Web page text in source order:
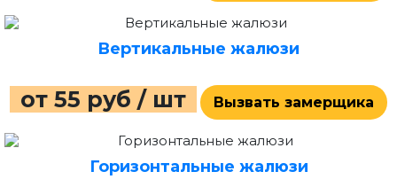
Вертикальные жалюзи
от 55 руб / шт Вызвать замерщика
Горизонтальные жалюзи